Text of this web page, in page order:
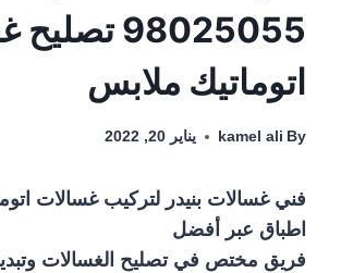
98025055
اتوماتيك ملابس
By
kamel ali يناير 20, 2022
فني غسالات بنيدر لتركيب غسالات
اطباق عبر أفضل
فريق مختص في تصليح الغسالات